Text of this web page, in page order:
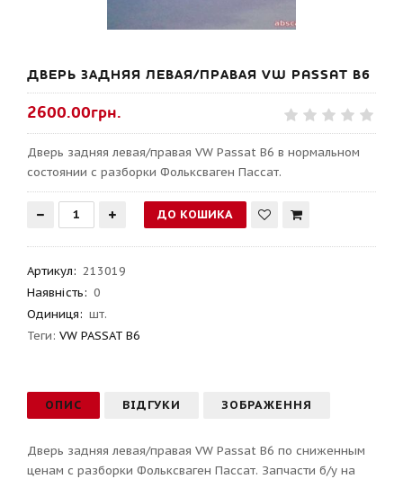
ДВЕРЬ ЗАДНЯЯ ЛЕВАЯ/ПРАВАЯ VW PASSAT B6
2600.00грн.
Дверь задняя левая/правая VW Passat B6 в нормальном
состоянии с разборки Фольксваген Пассат.
Артикул: 213019
Наявність: 0
Одиниця: шт.
Теги: VW PASSAT B6
ОПИС ВІДГУКИ ЗОБРАЖЕННЯ
Дверь задняя левая/правая VW Passat B6 по сниженным
ценам с разборки Фольксваген Пассат. Запчасти б/у на